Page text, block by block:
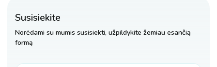
Susisiekite
Norėdami su mumis susisiekti, užpildykite žemiau esančią
formą